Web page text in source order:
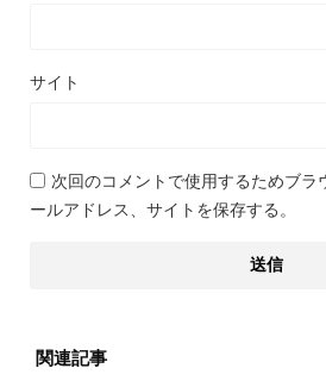
サイト
次回のコメントで使用するためブラ
ールアドレス、サイトを保存する。
関連記事